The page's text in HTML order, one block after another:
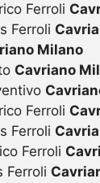
Ferroli
Ferroli
Milano
Cavriano
Ferroli
Ferroli
Ferroli
Ferroli